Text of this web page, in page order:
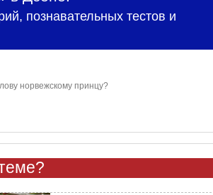
познавательных тестов и
норвежскому принцу?